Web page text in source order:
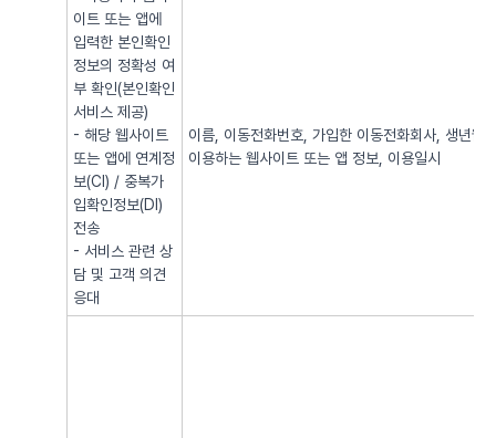
이트 또는 앱에
입력한 본인확인
정보의 정확성 여
부 확인(본인확인
서비스 제공)
- 해당 웹사이트
또는 앱에 연계정
보(CI) / 중복가
입확인정보(DI)
전송
- 서비스 관련 상
담 및 고객 의견
응대
이름, 이동전화번호, 가입한 이동전화회사, 생년
이용하는 웹사이트 또는 앱 정보, 이용일시